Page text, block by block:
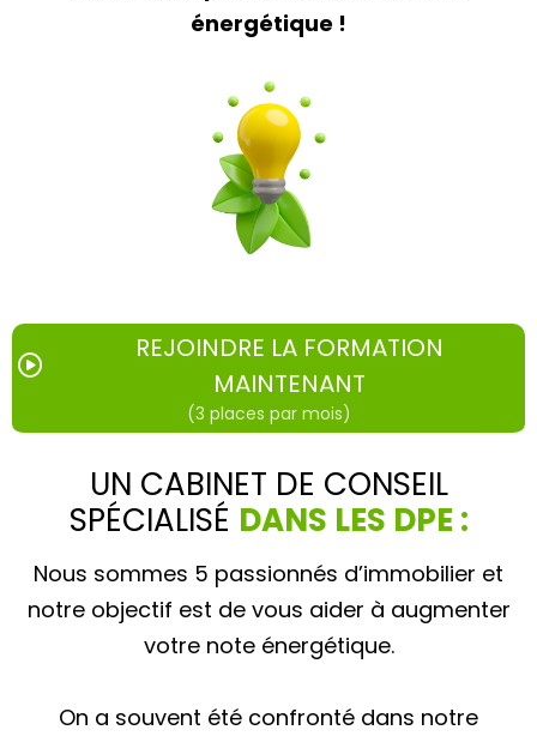
énergétique !
REJOINDRE LA FORMATION
MAINTENANT
(3 places par mois)
UN CABINET DE CONSEIL
SPÉCIALISÉ DANS LES DPE :
Nous sommes 5 passionnés d’immobilier et
notre objectif est de vous aider à augmenter
votre note énergétique.
On a souvent été confronté dans notre